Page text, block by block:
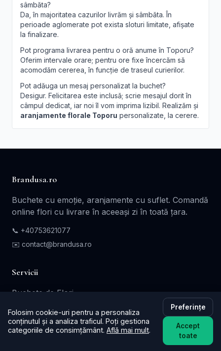
sâmbăta?
Da, în majoritatea cazurilor livrăm și sâmbăta. În
perioade aglomerate pot exista sloturi limitate, afișate
la finalizare.
Pot programa livrarea pentru o oră anume în Toporu?
Oferim intervale orare; pentru ore fixe încercăm să
acomodăm cererea, în funcție de traseul curierilor.
Pot adăuga un mesaj personalizat la buchet?
Desigur. Felicitarea este inclusă; scrie mesajul dorit în
câmpul dedicat, iar noi îl vom imprima lizibil. Realizăm și
aranjamente florale Toporu personalizate, la cerere.
Brandusa.ro
Buchete cu emoție, aranjamente cu suflet. Comandă
online flori cu livrare în aceeași zi în toată țara.
📞 +40753621077
✉️ contact@brandusa.ro
Servicii
Buchete de Flori
Flori - Cadou
Aranjamente Florale
Folosim cookie-uri pentru a personaliza
conținutul și a analiza traficul. Poți gestiona
categoriile de consimțământ. Află mai mult.
Preferințe
Accept
toate